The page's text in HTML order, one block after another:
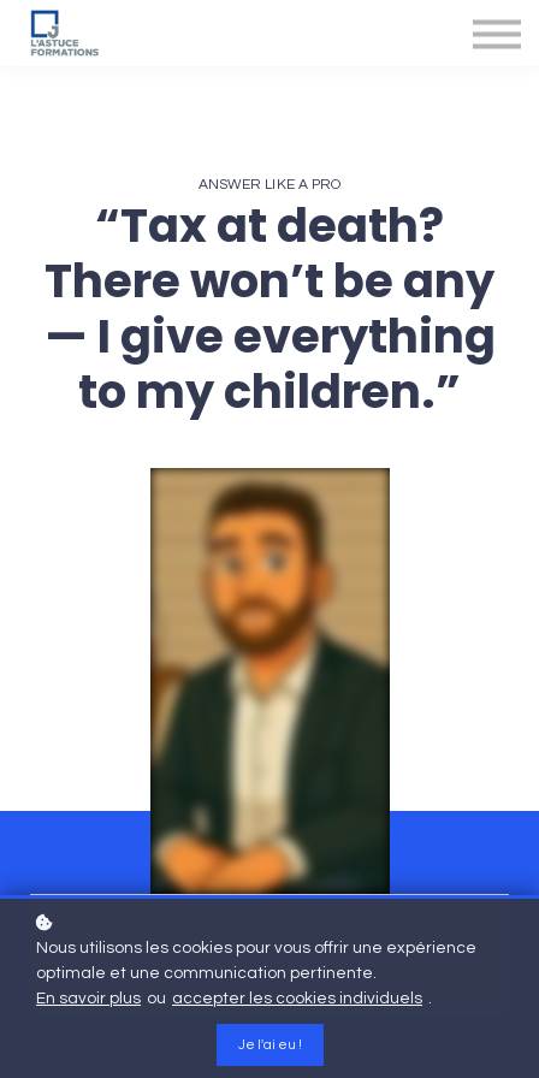
Accompagnement des conseillers
ANSWER LIKE A PRO
“Tax at death?
There won’t be any
— I give everything
to my children.”
tax.” Here’s how to respond to this common
misconception.
Nous utilisons les cookies pour vous offrir une expérience
optimale et une communication pertinente.
En savoir plus ou accepter les cookies individuels .
Je l'ai eu !